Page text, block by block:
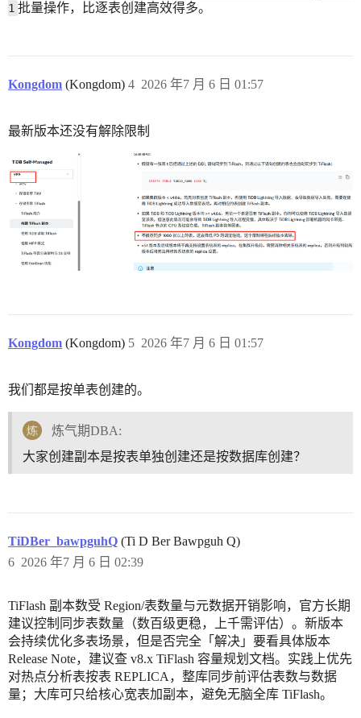
1 批量操作，比逐表创建高效得多。
Kongdom (Kongdom) 2026 年7 月 6 日 01:57
4
最新版本还没有解除限制
Kongdom (Kongdom) 2026 年7 月 6 日 01:57
5
我们都是按单表创建的。
炼气期DBA:
大家创建副本是按表单独创建还是按数据库创建？
TiDBer_bawpguhQ (Ti D Ber Bawpguh Q)
2026 年7 月 6 日 02:39
6
TiFlash 副本数受 Region/表数量与元数据开销影响，官方长期
建议控制同步表数量（数百级更稳，上千需评估）。新版本
会持续优化多表场景，但是否完全「解决」要看具体版本
Release Note，建议查 v8.x TiFlash 容量规划文档。实践上优先
对热点分析表按表 REPLICA，整库同步前评估表数与数据
量；大库可只给核心宽表加副本，避免无脑全库 TiFlash。